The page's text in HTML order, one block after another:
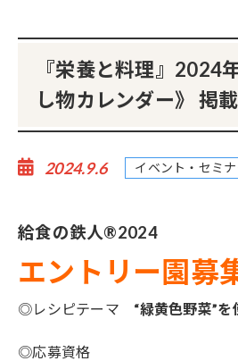
『栄養と料理』2024
し物カレンダー》 掲
2024.9.6 イベント・セミ
給食の鉄人®️2024
エントリー園募
◎レシピテーマ “緑黄色野菜”
◎応募資格